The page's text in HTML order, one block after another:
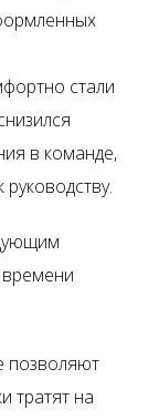
стали
в команде,
позволяют
тратят на